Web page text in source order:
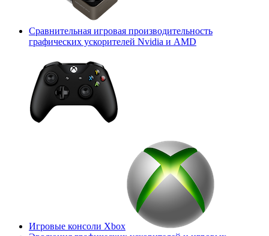
Сравнительная игровая производительность
графических ускорителей Nvidia и AMD
Игровые консоли Xbox